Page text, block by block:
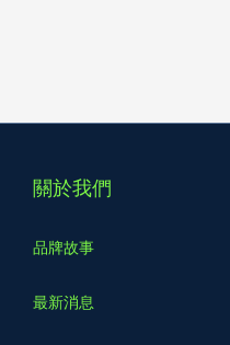
關於我們
品牌故事
最新消息